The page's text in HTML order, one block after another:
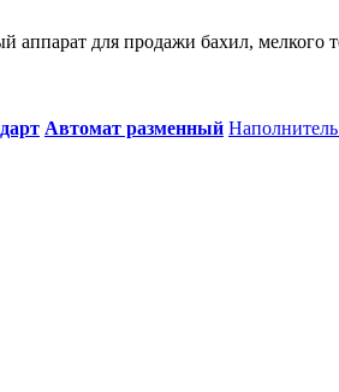
аппарат для продажи бахил, мелкого
Автомат разменный